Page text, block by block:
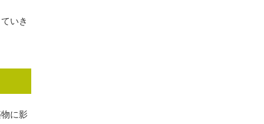
いき
に影